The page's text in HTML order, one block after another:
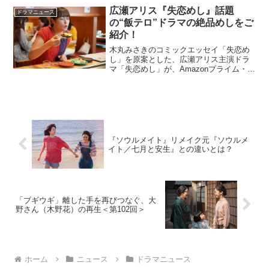
りなす物語。小林聡美が...
ドラマニュース
広瀬アリス『失恋めし』話題
の“飯テロ”ドラマの絶品めしをご
紹介！
木丸みさきのコミックエッセイ「失恋め
し」を原案とした、広瀬アリス主演ドラ
マ「失恋めし」が、Amazonプライム・ビ
『ソウルメイト』リメイク元『ソウルメ
イト／七月と安生』との違いとは？
「ブギウギ」離した手を再びつなぐ、大
野さん（木野花）の再生＜第102回＞
ホーム ニュース ドラマニュース